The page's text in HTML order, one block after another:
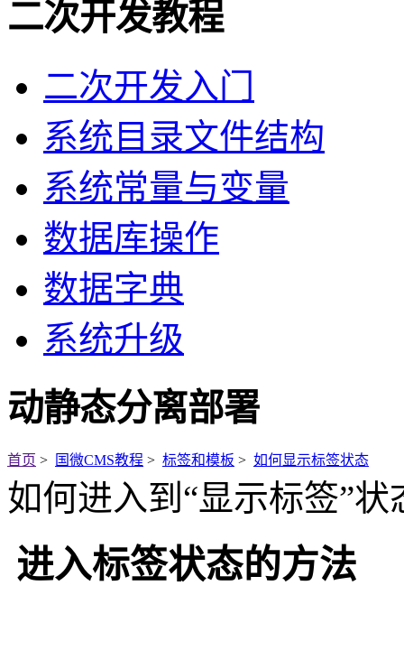
二次开发教程
二次开发入门
系统目录文件结构
系统常量与变量
数据库操作
数据字典
系统升级
动静态分离部署
首页 > 国微CMS教程 > 标签和模板 > 如何显示标签状态
如何进入到“显示标签”状
进入标签状态的方法